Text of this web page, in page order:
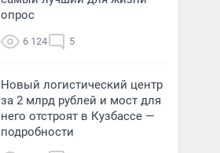
опрос
6 124 5
Новый логистический центр
за 2 млрд рублей и мост для
него отстроят в Кузбассе —
подробности